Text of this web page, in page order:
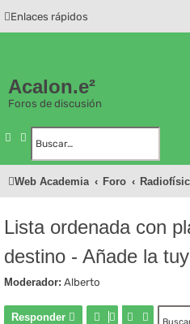
Enlaces rápidos
Acalon.e²
Foros de discusión
Buscar
Web Academia Foro
Lista ordenada con
destino - Añade la
Moderador: Alberto
Responder Buscar